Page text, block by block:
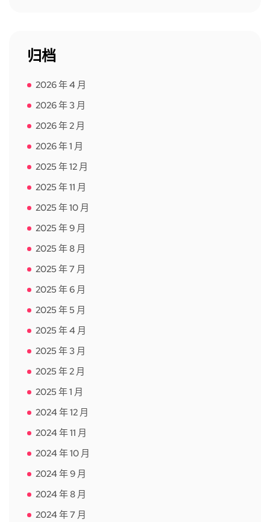
归档
2026 年 4 月
2026 年 3 月
2026 年 2 月
2026 年 1 月
2025 年 12 月
2025 年 11 月
2025 年 10 月
2025 年 9 月
2025 年 8 月
2025 年 7 月
2025 年 6 月
2025 年 5 月
2025 年 4 月
2025 年 3 月
2025 年 2 月
2025 年 1 月
2024 年 12 月
2024 年 11 月
2024 年 10 月
2024 年 9 月
2024 年 8 月
2024 年 7 月